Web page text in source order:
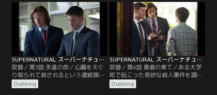
ことを聞き、腹を立てていた。サム
は、ディーンを失ったあと、獣医で
あるアメリアと一緒に暮らしていた
が、ある人物を捜すため、ディーン
と共に再び火中へ飛び込んでいく。
家に寄ることにする。だが、そこに
はケビンを待ち構えるクラウリーの
手先がいた。何とか手先の悪魔たち
を倒すも、今度はケビンの母親が石
板捜しに同行したいと言い出し、一
歩も譲らない。
SUPERNATURAL スーパーナチュラル シーズン8 第03話／吹替
吹替／第3話 永遠の命／心臓をえぐ
り取られて殺されるという連続猟奇
殺人事件が起こり、調査に乗り出し
た二人は、事件を追ううちに複数の
Dubbing
SUPERNATURAL スーパーナチュラル シーズン8 第04話／吹替
吹替／第4話 青春の果て／ある大学
町で起こった奇妙な殺人事件を調査
していたところ、犯人を追跡するた
めに押し入った一軒家で身元不明の
Dubbing